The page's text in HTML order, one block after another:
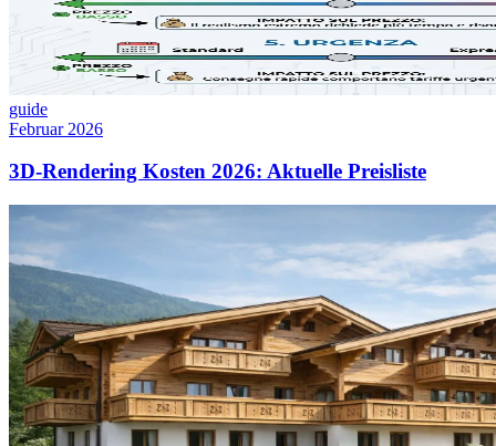
guide
Februar 2026
3D-Rendering Kosten 2026: Aktuelle Preisliste